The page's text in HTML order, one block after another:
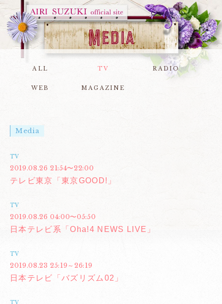
ALL TV RADIO
WEB MAGAZINE
Media
TV
2019.08.26 21:54〜22:00
テレビ東京「東京GOOD!」
TV
2019.08.26 04:00〜05:50
日本テレビ系「Oha!4 NEWS LIVE」
TV
2019.08.23 25:19～26:19
日本テレビ「バズリズム02」
TV